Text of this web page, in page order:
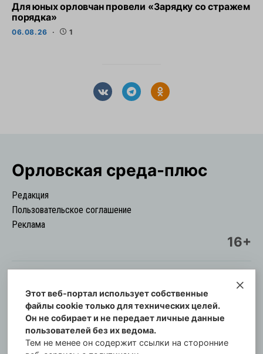
Для юных орловчан провели «Зарядку со стражем
порядка»
06.08.26 1
Орловская cреда-плюс
Редакция
Пользовательское соглашение
Реклама
16+
© Информационный городской портал
Орловская cреда-плюс, 2021-2026
Свидетельство о регистрации СМИ: ПИ №57-
00254 от 29 октября 2013 г.
Этот веб-портал использует собственные
файлы cookie только для технических целей.
Он не собирает и не передает личные данные
пользователей без их ведома.
Тем не менее он содержит ссылки на сторонние